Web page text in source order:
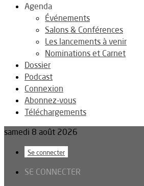
Agenda
Événements
Salons & Conférences
Les lancements à venir
Nominations et Carnet
Dossier
Podcast
Connexion
Abonnez-vous
Téléchargements
samedi 8 août 2026
Se connecter
SE CONNECTER